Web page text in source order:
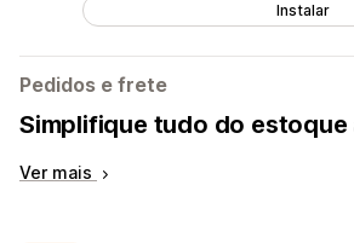
Instalar
Pedidos e frete
Simplifique tudo do
Ver mais